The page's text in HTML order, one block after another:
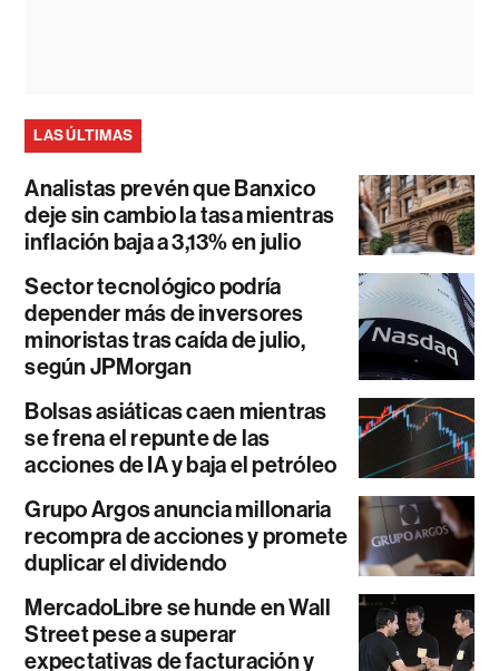
LAS ÚLTIMAS
Analistas prevén que Banxico
deje sin cambio la tasa mientras
inflación baja a 3,13% en julio
Sector tecnológico podría
depender más de inversores
minoristas tras caída de julio,
según JPMorgan
Bolsas asiáticas caen mientras
se frena el repunte de las
acciones de IA y baja el petróleo
Grupo Argos anuncia millonaria
recompra de acciones y promete
duplicar el dividendo
MercadoLibre se hunde en Wall
Street pese a superar
expectativas de facturación y